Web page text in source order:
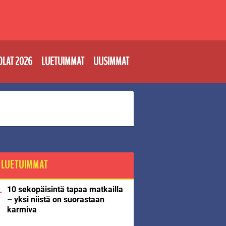
2026 LUETUIMMAT UUSIMMAT
LUETUIMMAT
10 sekopäisintä tapaa matkailla
– yksi niistä on suorastaan
karmiva